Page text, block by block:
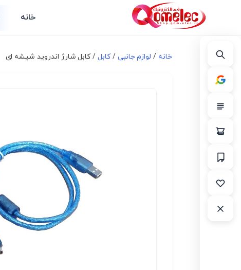
خانه
خانه / لوازم جانبی /کابل/ کابل شارژ اندروید شیشه ای